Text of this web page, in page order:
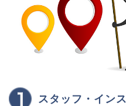
スタッフ・イン